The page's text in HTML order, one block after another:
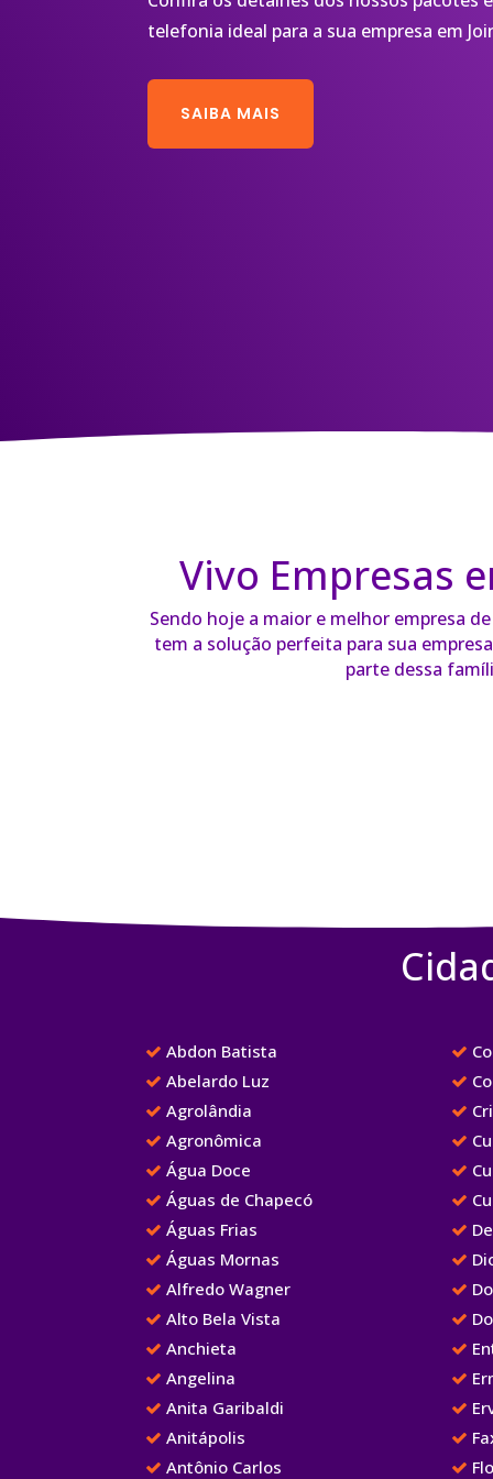
telefonia ideal para a sua empresa em
SAIBA MAIS
Vivo Empresas
Sendo hoje a maior e melhor empresa
tem a solução perfeita para sua
parte dessa
Abdon Batista
Abelardo Luz
Agrolândia
Agronômica
Água Doce
Águas de Chapecó
Águas Frias
Águas Mornas
Alfredo Wagner
Alto Bela Vista
Anchieta
Angelina
Anita Garibaldi
Anitápolis
Antônio Carlos